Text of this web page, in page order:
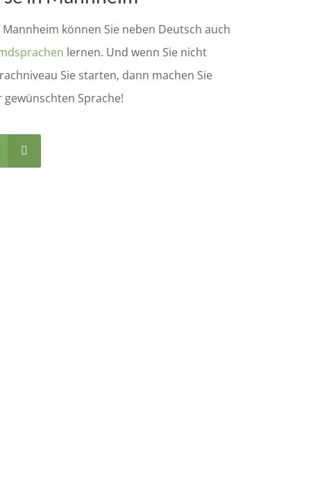
können Sie neben Deutsch auch
lernen. Und wenn Sie nicht
Sie starten, dann machen Sie
Sprache!